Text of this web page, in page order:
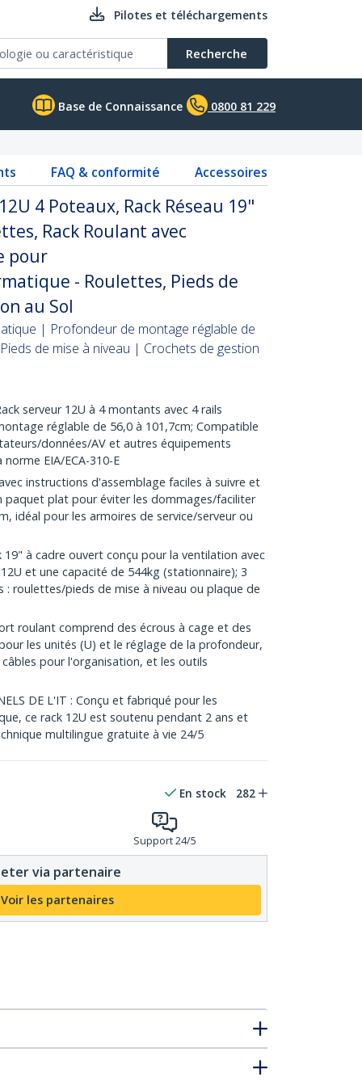
Pilotes et téléchargements
Recherche
Base de Connaissance 0800 81 229
FAQ & conformité Accessoires
4 Poteaux, Rack Réseau 19"
Rack Roulant avec
pour
- Roulettes, Pieds de
au Sol
| Profondeur de montage réglable de
de mise à niveau | Crochets de gestion
serveur 12U à 4 montants avec 4 rails
réglable de 56,0 à 101,7cm; Compatible
données/AV et autres équipements
EIA/ECA-310-E
avec instructions d'assemblage faciles à suivre et
paquet plat pour éviter les dommages/faciliter
idéal pour les armoires de service/serveur ou
19" à cadre ouvert conçu pour la ventilation avec
et une capacité de 544kg (stationnaire); 3
roulettes/pieds de mise à niveau ou plaque de
roulant comprend des écrous à cage et des
les unités (U) et le réglage de la profondeur,
pour l'organisation, et les outils
DE L'IT : Conçu et fabriqué pour les
ce rack 12U est soutenu pendant 2 ans et
multilingue gratuite à vie 24/5
En stock 282
Support 24/5
via partenaire
Voir les partenaires